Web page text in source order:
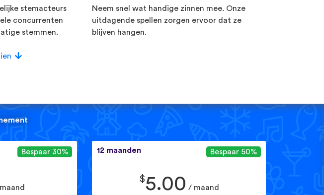
stemacteurs
concurrenten
stemmen.
Neem snel wat handige zinnen mee. Onze
uitdagende spellen zorgen ervoor dat ze
blijven hangen.
Bespaar 30% 12 maanden Bespaar 50%
$5.00 / maand